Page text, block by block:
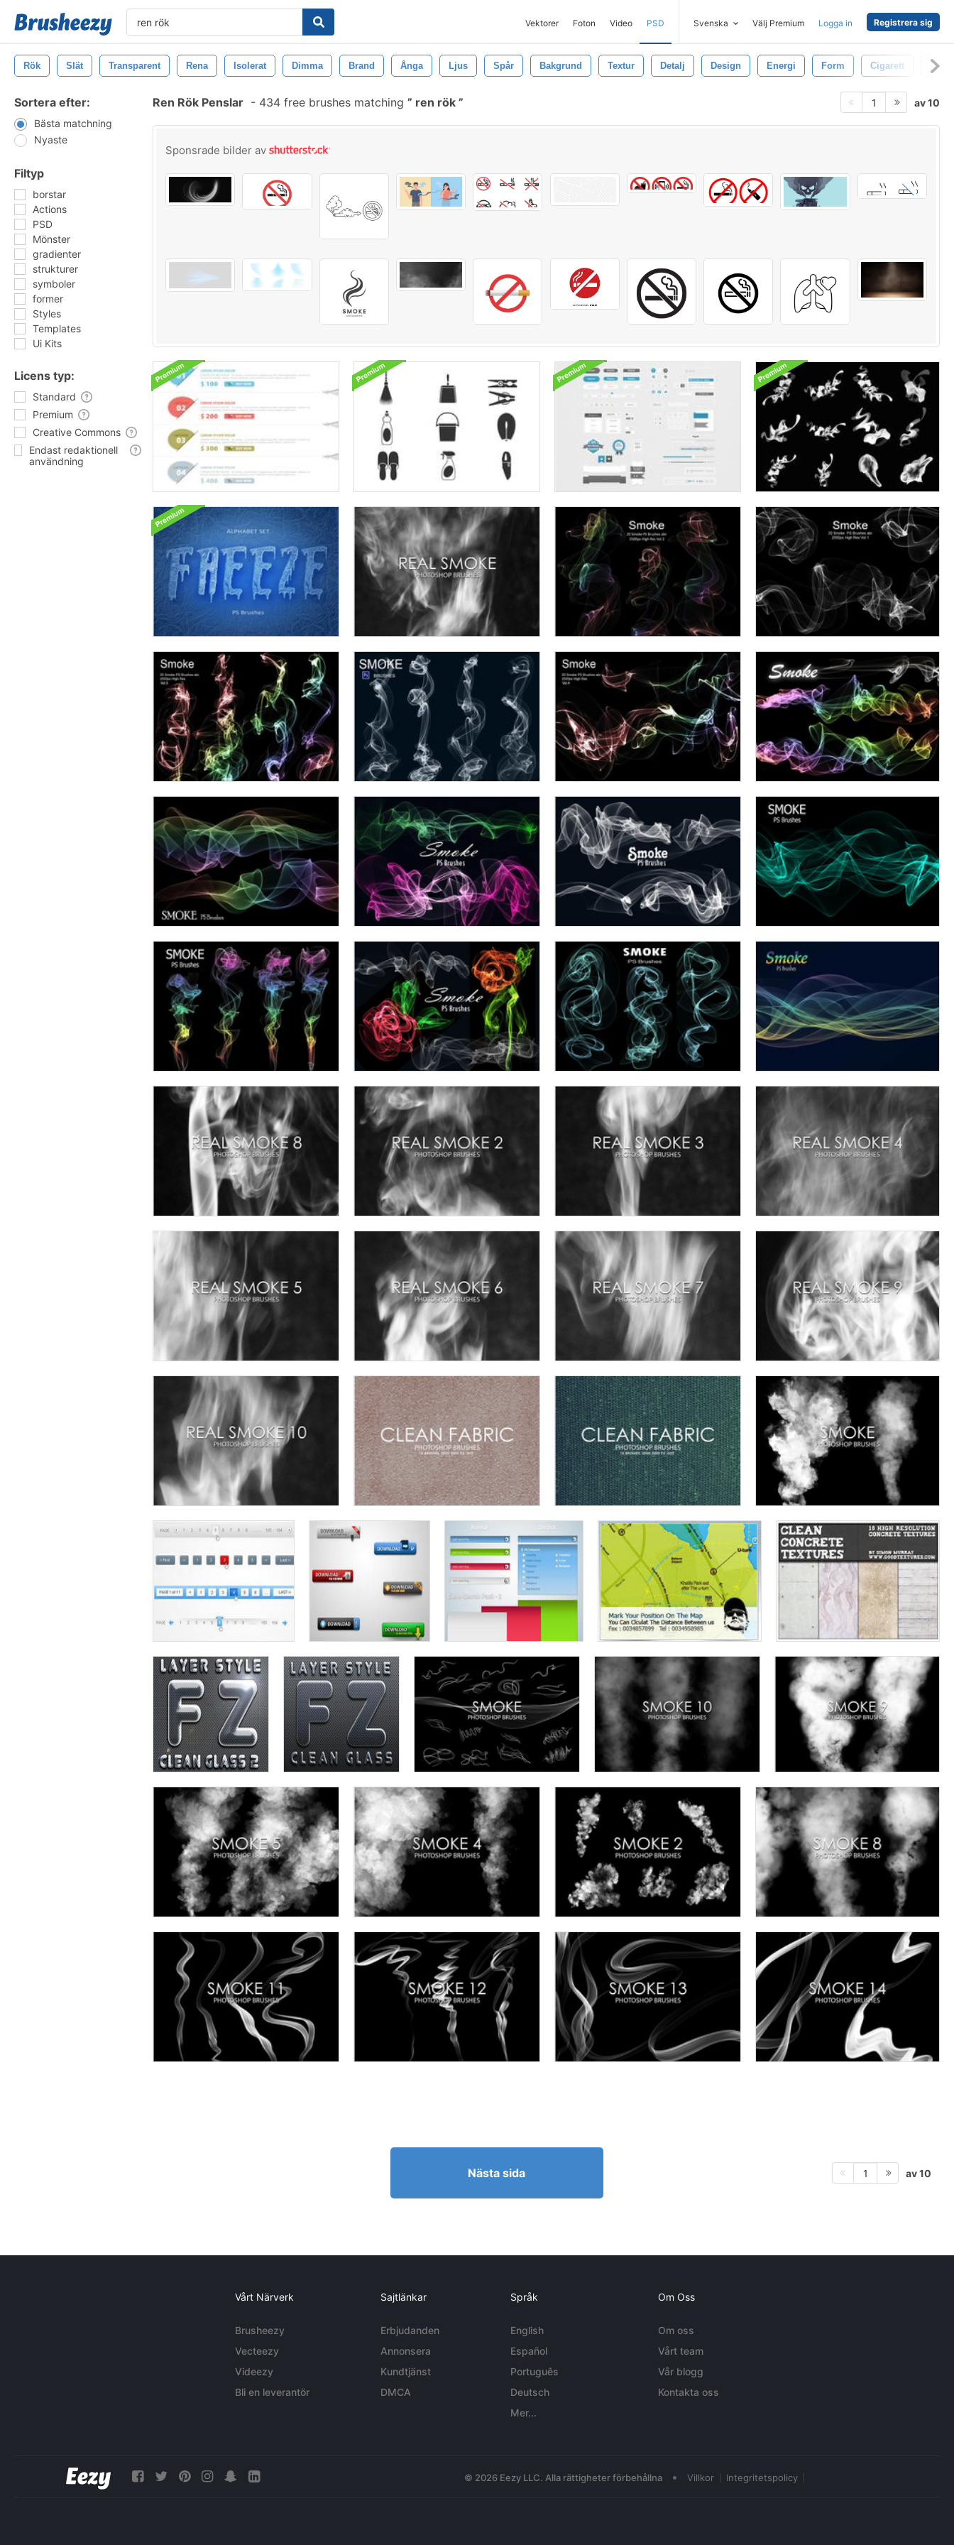
Vektorer Foton Video PSD Svenska Välj Premium Logga in Registrera sig
Rök Slät Transparent Rena Isolerat Dimma Brand Ånga Ljus Spår Bakgrund Textur Detalj Design Energi Form Cigarett Moln
Sortera efter:
Bästa matchning
Nyaste
Filtyp
borstar
Actions
PSD
Mönster
gradienter
strukturer
symboler
former
Styles
Templates
Ui Kits
Licens typ:
Standard
Premium
Creative Commons
Endast redaktionell
användning
Ren Rök Penslar - 434 free brushes matching ren rök 1 av 10
Sponsrade bilder av
Nästa sida 1 av 10
Vårt Närverk
Brusheezy
Vecteezy
Videezy
Bli en leverantör
Sajtlänkar
Erbjudanden
Annonsera
Kundtjänst
DMCA
Språk
English
Español
Português
Deutsch
Mer...
Om Oss
Om oss
Vårt team
Vår blogg
Kontakta oss
© 2026 Eezy LLC. Alla rättigheter förbehållna • Villkor Integritetspolicy